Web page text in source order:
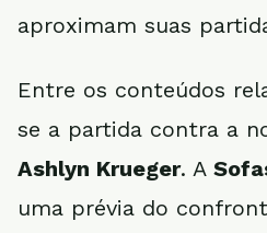
aproximam suas
Entre os conteúdos
se a partida contra a
Ashlyn Krueger. A
uma prévia do